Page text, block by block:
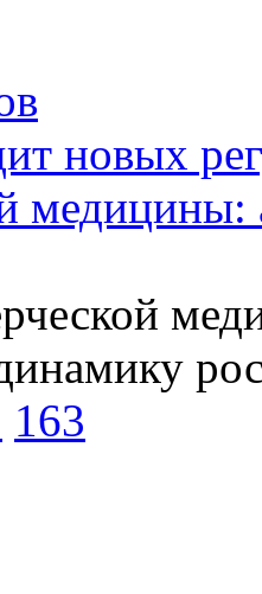
новых
медицины:
163